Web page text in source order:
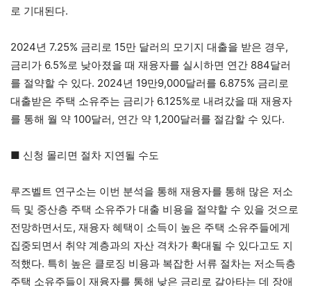
로 기대된다.
2024년 7.25% 금리로 15만 달러의 모기지 대출을 받은 경우,
금리가 6.5%로 낮아졌을 때 재융자를 실시하면 연간 884달러
를 절약할 수 있다. 2024년 19만9,000달러를 6.875% 금리로
대출받은 주택 소유주는 금리가 6.125%로 내려갔을 때 재융자
를 통해 월 약 100달러, 연간 약 1,200달러를 절감할 수 있다.
■ 신청 몰리면 절차 지연될 수도
루즈벨트 연구소는 이번 분석을 통해 재융자를 통해 많은 저소
득 및 중산층 주택 소유주가 대출 비용을 절약할 수 있을 것으로
전망하면서도, 재융자 혜택이 소득이 높은 주택 소유주들에게
집중되면서 취약 계층과의 자산 격차가 확대될 수 있다고도 지
적했다. 특히 높은 클로징 비용과 복잡한 서류 절차는 저소득층
주택 소유주들이 재융자를 통해 낮은 금리로 갈아타는 데 장애